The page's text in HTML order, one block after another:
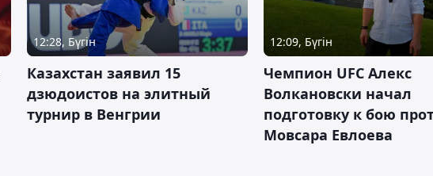
12:28, Бүгін
Казахстан заявил 15
дзюдоистов на элитный
турнир в Венгрии
12:09, Бүгін
Чемпион UFC Алекс
Волкановски начал
подготовку к бою
Мовсара Евлоева